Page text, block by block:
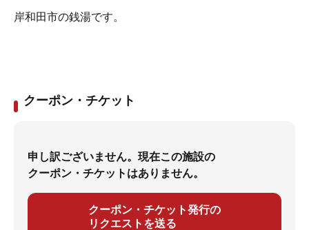
岸和田市の銭湯です。
クーポン・チケット
申し訳ございません。現在この施設の
クーポン・チケットはありません。
クーポン・チケット発行の
リクエストを送る